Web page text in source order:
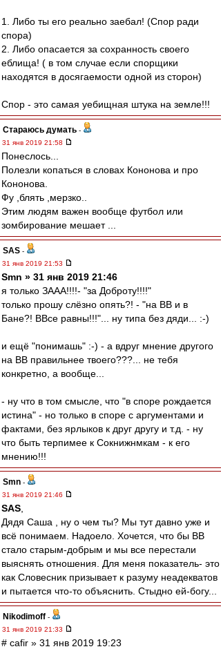
1. Либо ты его реально заебал! (Спор ради
спора)
2. Либо опасается за сохранность своего
еблища! ( в том случае если спорщики
находятся в досягаемости одной из сторон)
Спор - это самая уебищная штука на земле!!!
Стараюсь думать -
31 янв 2019 21:58
Понеслось...
Полезли копаться в словах Кононова и про
Кононова.
Фу ,блять ,мерзко..
Этим людям важен вообще футбол или
зомбирование мешает ...
SAS -
31 янв 2019 21:53
Smn » 31 янв 2019 21:46
я только ЗААА!!!!- "за Доброту!!!!"
только прошу слёзно опять?! - "на ВВ и в
Бане?! ВВсе равны!!!"... ну типа без дяди... :-)
и ещё "понимашь" :-) - а вдруг мнение другого
на ВВ правильнее твоего???... не тебя
конкретно, а вообще...
- ну что в том смысле, что "в споре рождается
истина" - но только в споре с аргументами и
фактами, без ярлыков к друг другу и т.д. - ну
что быть терпимее к Сокнижнмкам - к его
мнению!!!
Smn -
31 янв 2019 21:46
SAS
Дядя Саша , ну о чем ты? Мы тут давно уже и
всё понимаем. Надоело. Хочется, что бы ВВ
стало старым-добрым и мы все перестали
выяснять отношения. Для меня показатель- это
как Словесник призывает к разуму неадекватов
и пытается что-то объяснить. Стыдно ей-богу...
Nikodimoff -
31 янв 2019 21:33
# cafir » 31 янв 2019 19:23